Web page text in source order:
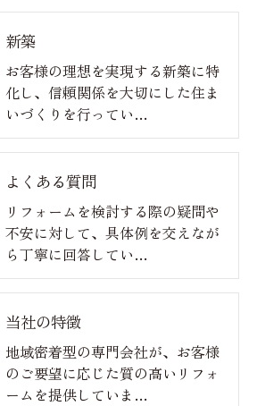
新築
お客様の理想を実現する新築に特
化し、信頼関係を大切にした住ま
いづくりを行ってい…
よくある質問
リフォームを検討する際の疑問や
不安に対して、具体例を交えなが
ら丁寧に回答してい…
当社の特徴
地域密着型の専門会社が、お客様
のご要望に応じた質の高いリフォ
ームを提供していま…